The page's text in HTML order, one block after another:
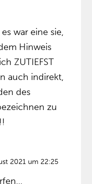
war eine sie,
Hinweis
ZUTIEFST
auch indirekt,
des
zu
2021 um 22:25